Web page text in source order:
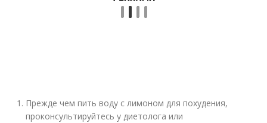
Прежде чем пить воду с лимоном для похудения,
проконсультируйтесь у диетолога или